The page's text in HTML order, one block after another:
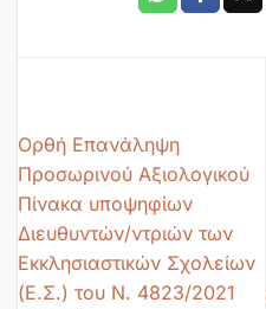
Ορθή Επανάληψη
Προσωρινού Αξιολογικού
Πίνακα υποψηφίων
Διευθυντών/ντριών των
Εκκλησιαστικών Σχολείων
(Ε.Σ.) του Ν. 4823/2021